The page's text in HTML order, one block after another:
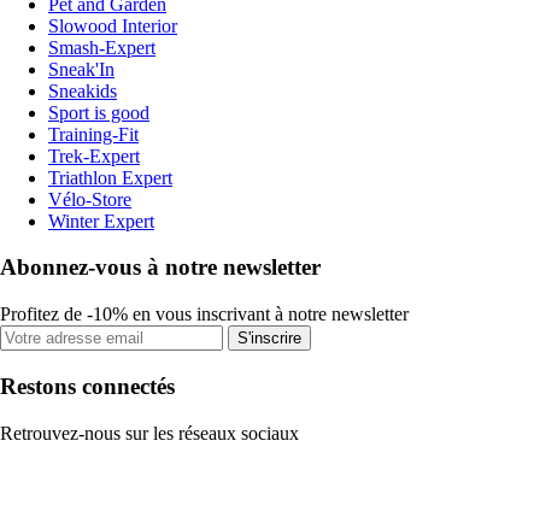
Slowood Interior
Smash-Expert
Sneak'In
Sneakids
Sport is good
Training-Fit
Trek-Expert
Triathlon Expert
Vélo-Store
Winter Expert
Abonnez-vous à notre newsletter
Profitez de -10% en vous inscrivant à notre newsletter
S'inscrire
Restons connectés
Retrouvez-nous sur les réseaux sociaux